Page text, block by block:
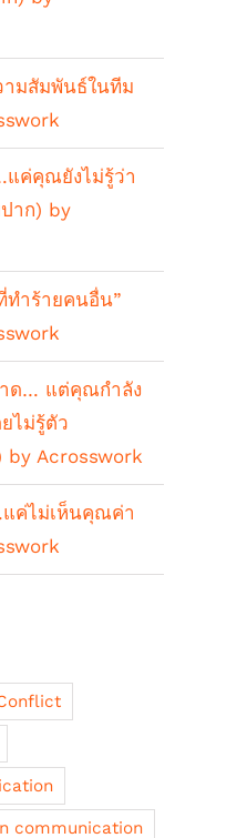
มสัมพันธ์ในทีม
แค่คุณยังไม่รู้ว่า
าก) by
ทำร้ายคนอื่น”
ด… แต่คุณกำลัง
ไม่รู้ตัว
by Acrosswork
ค่ไม่เห็นคุณค่า
communication